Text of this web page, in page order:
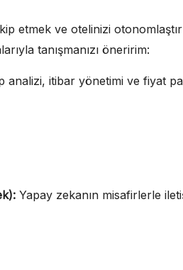
etmek ve otelinizi
tanışmanızı öneririm:
analizi, itibar yönetimi ve fiyat
Yapay zekanın misafirlerle